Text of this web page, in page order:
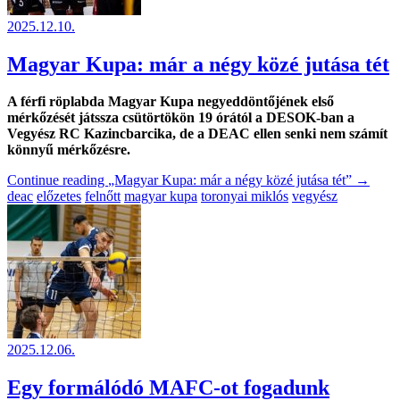
2025.12.10.
Magyar Kupa: már a négy közé jutása tét
A férfi röplabda Magyar Kupa negyeddöntőjének első
mérkőzését játssza csütörtökön 19 órától a DESOK-ban a
Vegyész RC Kazincbarcika, de a DEAC ellen senki nem számít
könnyű mérkőzésre.
Continue reading „Magyar Kupa: már a négy közé jutása tét” →
deac előzetes felnőtt magyar kupa toronyai miklós vegyész
2025.12.06.
Egy formálódó MAFC-ot fogadunk